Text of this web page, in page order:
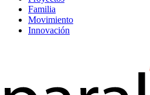
Familia
Movimiento
Innovación